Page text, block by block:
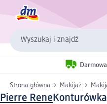
Wyszukaj i znajdź
Strona główna Makijaż
Pierre Rene